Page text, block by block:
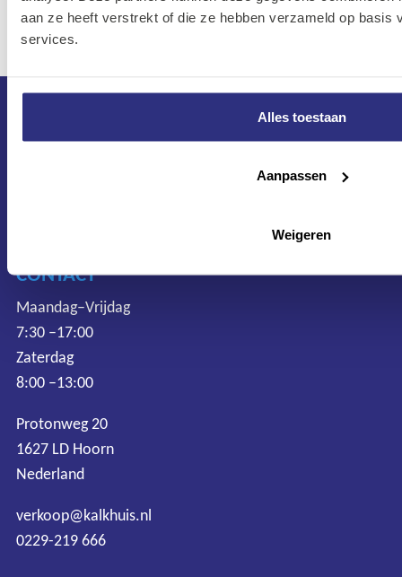
aan ze heeft verstrekt of die ze hebben verzameld op basis
services.
Alles toestaan
Aanpassen
Weigeren
4710-64
CONTACT
Maandag–Vrijdag
7:30 –17:00
Zaterdag
8:00 –13:00
Protonweg 20
1627 LD Hoorn
Nederland
verkoop@kalkhuis.nl
0229-219 666